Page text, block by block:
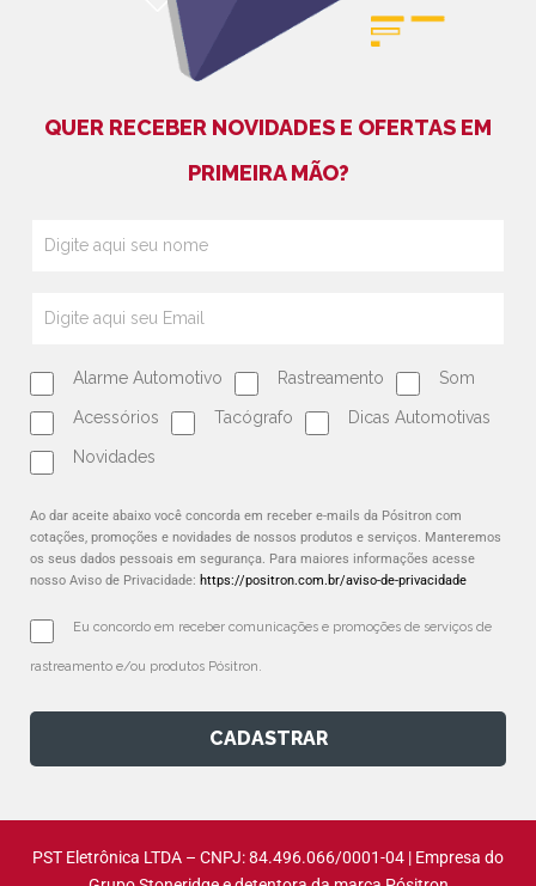
QUER RECEBER NOVIDADES E OFERTAS EM
PRIMEIRA MÃO?
Alarme Automotivo Rastreamento Som
Acessórios Tacógrafo Dicas Automotivas
Novidades
Ao dar aceite abaixo você concorda em receber e-mails da Pósitron com
cotações, promoções e novidades de nossos produtos e serviços. Manteremos
os seus dados pessoais em segurança. Para maiores informações acesse
nosso Aviso de Privacidade: https://positron.com.br/aviso-de-privacidade
Eu concordo em receber comunicações e promoções de serviços de
rastreamento e/ou produtos Pósitron.
CADASTRAR
PST Eletrônica LTDA – CNPJ: 84.496.066/0001-04 | Empresa do